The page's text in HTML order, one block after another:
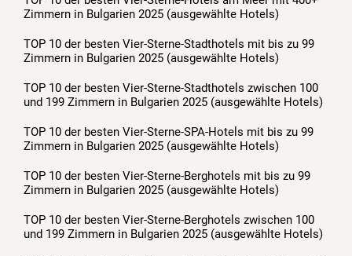
Zimmern in Bulgarien 2025 (ausgewählte Hotels)
TOP 10 der besten Vier-Sterne-Stadthotels mit bis zu 99
Zimmern in Bulgarien 2025 (ausgewählte Hotels)
TOP 10 der besten Vier-Sterne-Stadthotels zwischen 100
und 199 Zimmern in Bulgarien 2025 (ausgewählte Hotels)
TOP 10 der besten Vier-Sterne-SPA-Hotels mit bis zu 99
Zimmern in Bulgarien 2025 (ausgewählte Hotels)
TOP 10 der besten Vier-Sterne-Berghotels mit bis zu 99
Zimmern in Bulgarien 2025 (ausgewählte Hotels)
TOP 10 der besten Vier-Sterne-Berghotels zwischen 100
und 199 Zimmern in Bulgarien 2025 (ausgewählte Hotels)